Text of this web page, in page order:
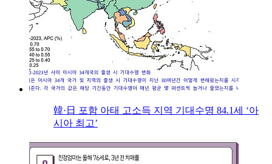
韓·日 포함 아태 고소득 지역 기대수명 84.1세 ‘아
시아 최고’